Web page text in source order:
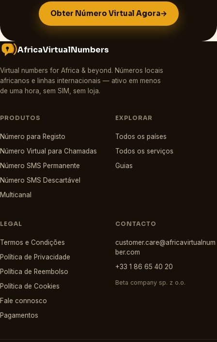
Obter Número Virtual Agora→
AfricaVirtualNumbers
Virtual numbers for Africa & beyond. Números locais
africanos e linhas internacionais — ativo em menos
de uma hora, sem SIM, sem loja.
PRODUTOS
Número para Registo
Número Virtual para Chamadas
Número SMS Permanente
Número SMS Descartável
Multicanal
EXPLORAR
Todos os países
Todos os serviços
Guias
LEGAL
Termos e Condições
Política de Privacidade
Política de Reembolso
Política de Cookies
Fale connosco
Pagamentos
CONTACTO
customer.care@africavirtualnum
ber.com
+33 1 86 65 40 20
Beta company sp. z o.o.